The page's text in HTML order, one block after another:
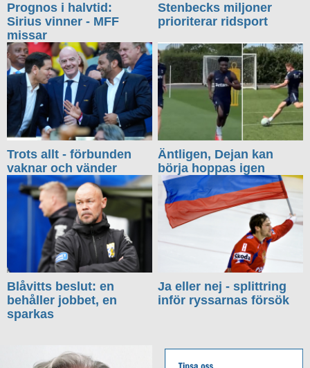
Prognos i halvtid:
Sirius vinner - MFF
missar
Stenbecks miljoner
prioriterar ridsport
Trots allt - förbunden
vaknar och vänder
Äntligen, Dejan kan
börja hoppas igen
Blåvitts beslut: en
behåller jobbet, en
sparkas
Ja eller nej - splittring
inför ryssarnas försök